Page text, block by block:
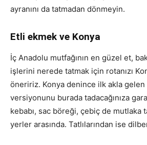
ayranını da tatmadan dönmeyin.
Etli ekmek ve Konya
İç Anadolu mutfağının en güzel et,
işlerini nerede tatmak için rotanızı
öneririz. Konya denince ilk akla
versiyonunu burada tadacağınıza
kebabı, sac böreği, çebiç de mutlaka
yerler arasında. Tatlılarından ise